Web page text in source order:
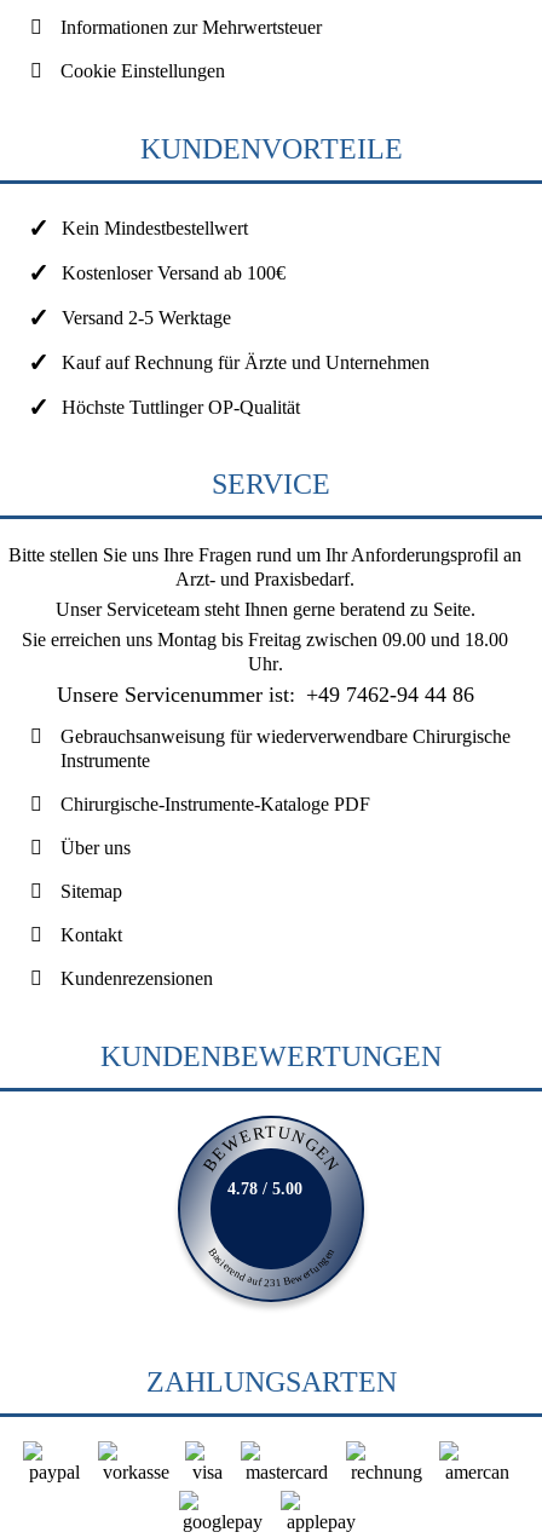
Informationen zur Mehrwertsteuer
Cookie Einstellungen
KUNDENVORTEILE
Kein Mindestbestellwert
Kostenloser Versand ab 100€
Versand 2-5 Werktage
Kauf auf Rechnung für Ärzte und Unternehmen
Höchste Tuttlinger OP-Qualität
SERVICE
Bitte stellen Sie uns Ihre Fragen rund um Ihr Anforderungsprofil an
Arzt- und Praxisbedarf.
Unser Serviceteam steht Ihnen gerne beratend zu Seite.
Sie erreichen uns Montag bis Freitag zwischen 09.00 und 18.00
Uhr.
Unsere Servicenummer ist: +49 7462-94 44 86
Gebrauchsanweisung für wiederverwendbare Chirurgische
Instrumente
Chirurgische-Instrumente-Kataloge PDF
Über uns
Sitemap
Kontakt
Kundenrezensionen
KUNDENBEWERTUNGEN
BEWERTUNGEN
Basierend auf 231 Bewertungen
4.78 / 5.00
ZAHLUNGSARTEN